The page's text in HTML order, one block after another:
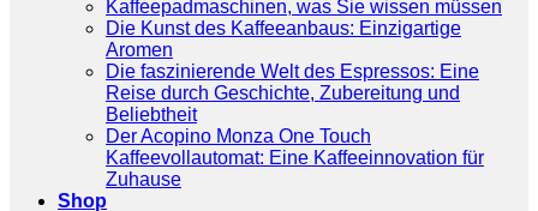
Kaffeepadmaschinen, was Sie wissen müssen
Die Kunst des Kaffeeanbaus: Einzigartige
Aromen
Die faszinierende Welt des Espressos: Eine
Reise durch Geschichte, Zubereitung und
Beliebtheit
Der Acopino Monza One Touch
Kaffeevollautomat: Eine Kaffeeinnovation für
Zuhause
Shop